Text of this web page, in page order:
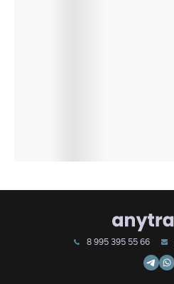
8 995 395 55 66